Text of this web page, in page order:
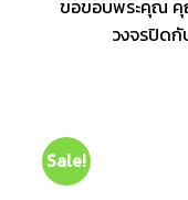
ขอขอบพระคุณ คุ
วงจรปิดกั
Sale!